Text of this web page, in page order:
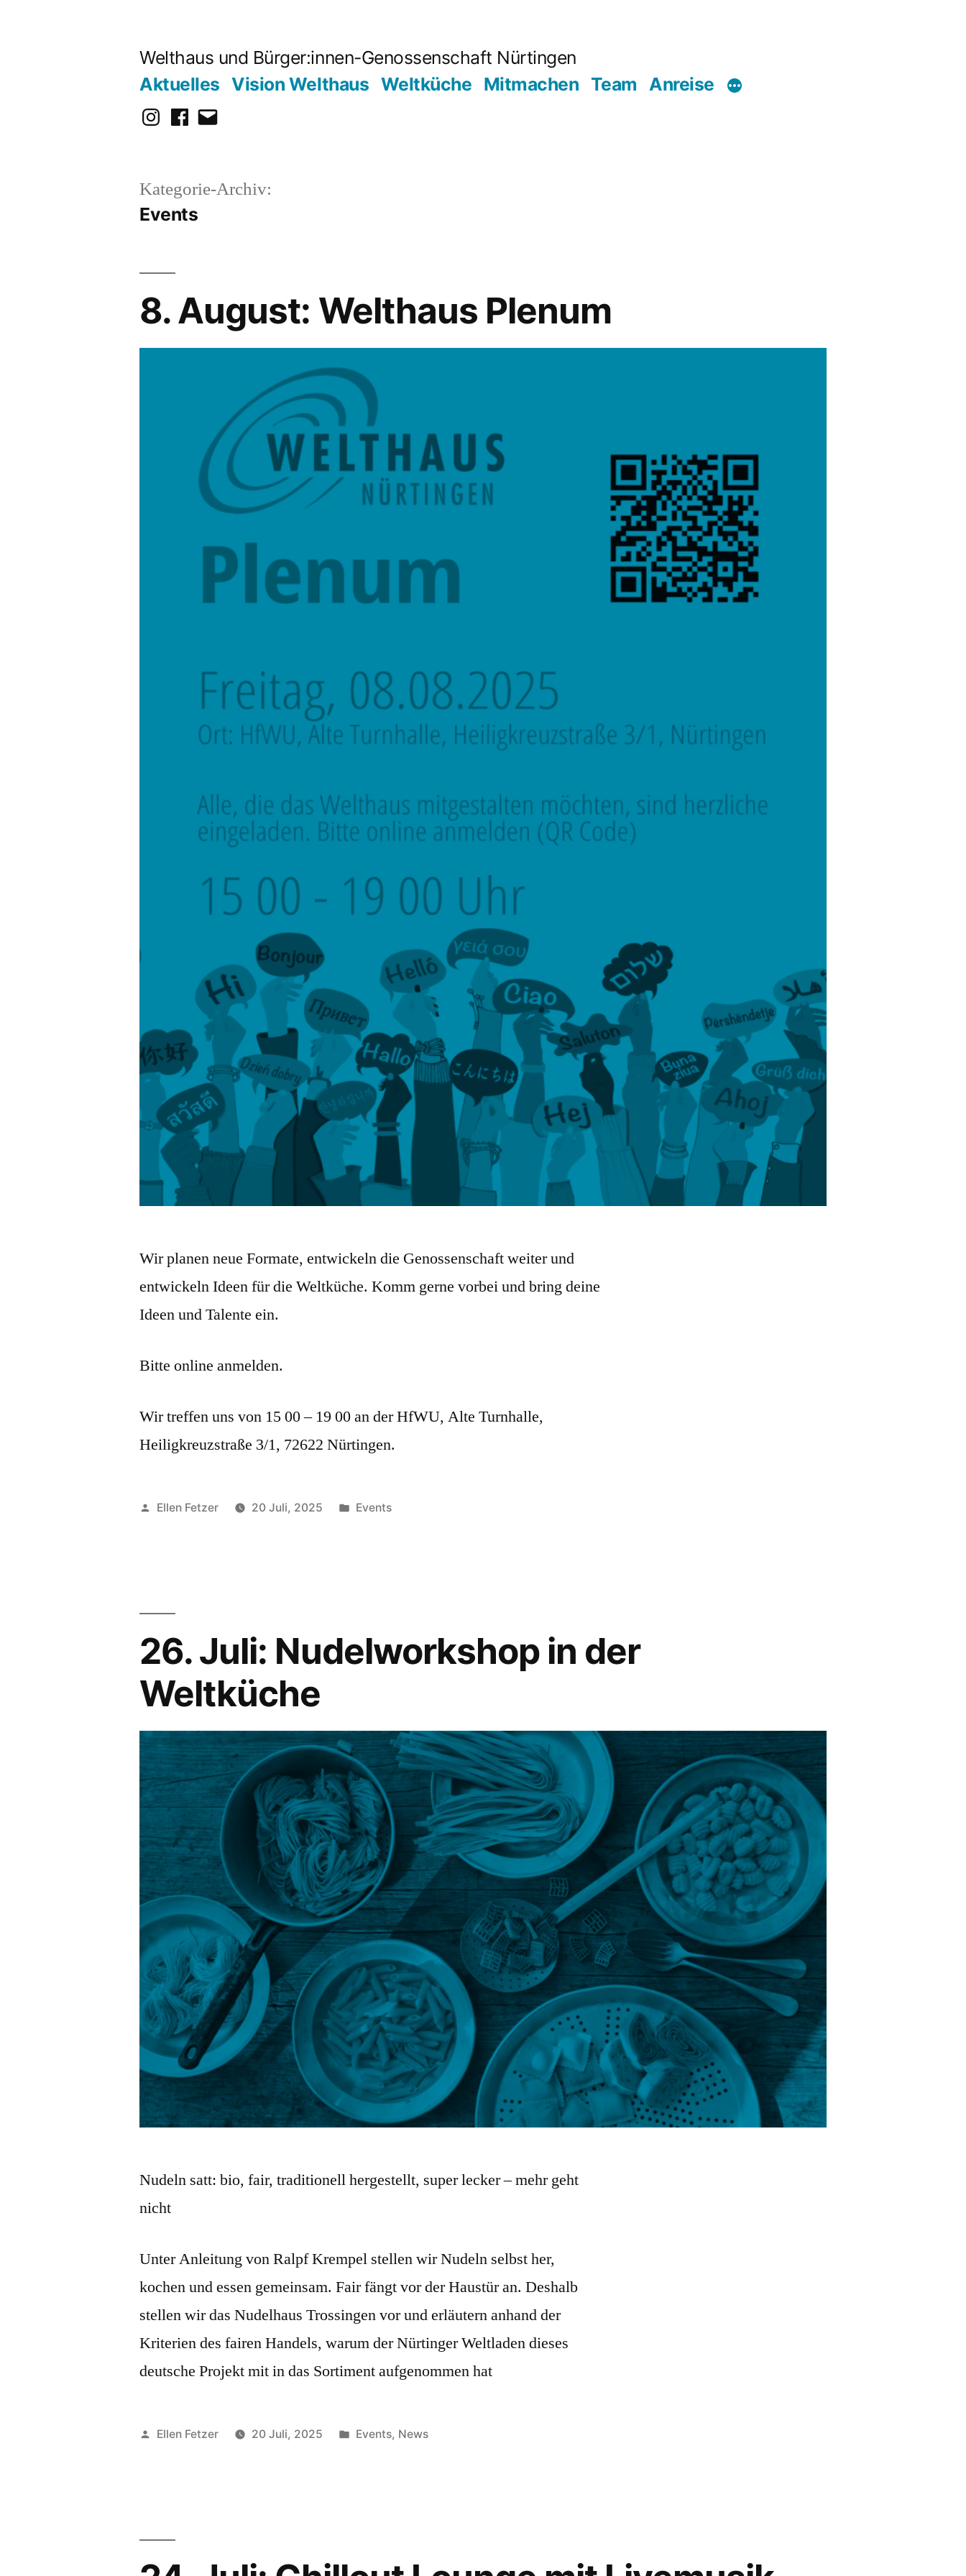
Welthaus und Bürger:innen-Genossenschaft Nürtingen
Aktuelles Vision Welthaus Weltküche Mitmachen Team Anreise
Instagram
Facebook
E-
Kategorie-Archiv:
Events
8. August: Welthaus Plenum
Wir planen neue Formate, entwickeln die Genossenschaft weiter und
entwickeln Ideen für die Weltküche. Komm gerne vorbei und bring deine
Ideen und Talente ein.
Bitte online anmelden.
Wir treffen uns von 15 00 – 19 00 an der HfWU, Alte Turnhalle,
Heiligkreuzstraße 3/1, 72622 Nürtingen.
Veröffentlicht
Ellen Fetzer 20 Juli, 2025
Veröffentlicht
Events
26. Juli: Nudelworkshop in der
Weltküche
Nudeln satt: bio, fair, traditionell hergestellt, super lecker – mehr geht
nicht
Unter Anleitung von Ralpf Krempel stellen wir Nudeln selbst her,
kochen und essen gemeinsam. Fair fängt vor der Haustür an. Deshalb
stellen wir das Nudelhaus Trossingen vor und erläutern anhand der
Kriterien des fairen Handels, warum der Nürtinger Weltladen dieses
deutsche Projekt mit in das Sortiment aufgenommen hat
Veröffentlicht
Ellen Fetzer 20 Juli, 2025
Veröffentlicht
Events, News